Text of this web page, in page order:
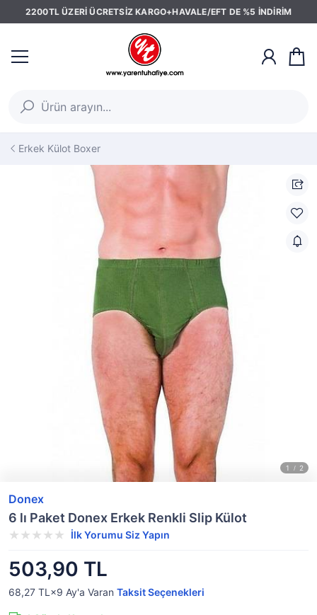
2200TL ÜZERİ ÜCRETSİZ KARGO+HAVALE/EFT DE %5 İNDİRİM
Erkek Külot Boxer
Donex
6 lı Paket Donex Erkek Renkli Slip Külot
İlk Yorumu Siz Yapın
503,90 TL
68,27 TL×9 Ay'a Varan Taksit Seçenekleri